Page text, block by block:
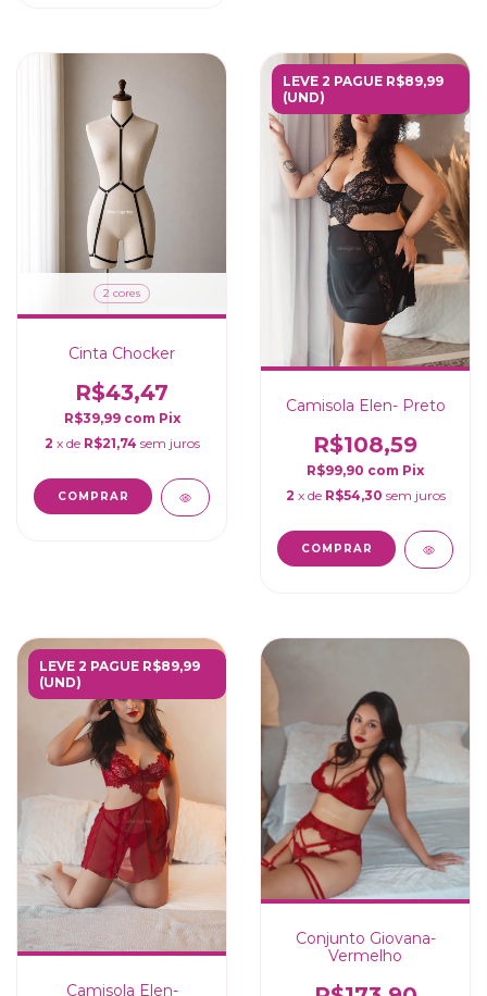
2 cores
Cinta Chocker
R$43,47
R$39,99 com Pix
2 x de R$21,74 sem juros
COMPRAR
LEVE 2 PAGUE R$89,99
(UND)
Camisola Elen- Preto
R$108,59
R$99,90 com Pix
2 x de R$54,30 sem juros
COMPRAR
LEVE 2 PAGUE R$89,99
(UND)
Camisola Elen-
Conjunto Giovana-
Vermelho